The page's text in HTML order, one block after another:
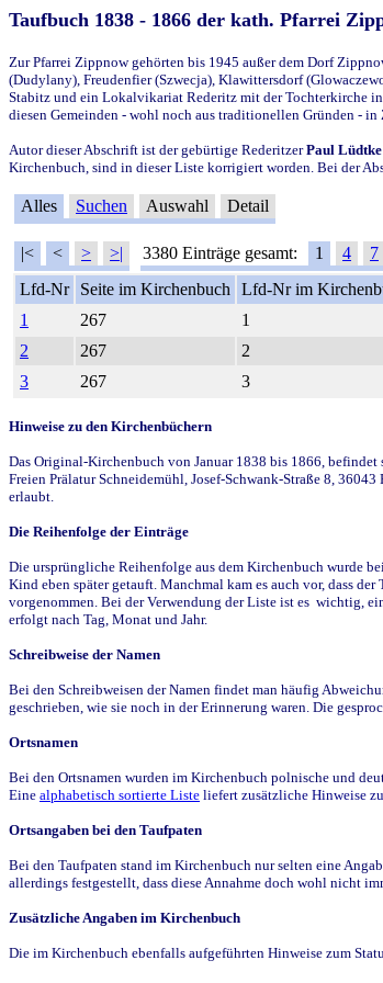
Taufbuch 1838 - 1866 der kath. Pfarrei
Zur Pfarrei Zippnow gehörten bis 1945 außer dem Dorf
(Dudylany), Freudenfier (Szwecja), Klawittersdorf
Stabitz und ein Lokalvikariat Rederitz mit der Tochterkirche
diesen Gemeinden - wohl noch aus traditionellen Gründen - in
Autor dieser Abschrift ist der gebürtige RederitzerPaul Lüdtke
Kirchenbuch, sind in dieser Liste korrigiert worden. Bei der
Alles Suchen Auswahl Detail
|< < > >| 3380 Einträge gesamt: 1 4 7
Lfd-Nr
Seite im Kirchenbuch Lfd-Nr im
1
267 1
2
267 2
3
267 3
Hinweise zu den Kirchenbüchern
Das Original-Kirchenbuch von Januar 1838 bis 1866,
Freien Prälatur Schneidemühl, Josef-Schwank-Straße 8,
erlaubt.
Die Reihenfolge der Einträge
Die ursprüngliche Reihenfolge aus dem Kirchenbuch wurde
Kind eben später getauft. Manchmal kam es auch vor, dass
vorgenommen. Bei der Verwendung der Liste ist es wichtig,
erfolgt nach Tag, Monat und Jahr.
Schreibweise der Namen
Bei den Schreibweisen der Namen findet man häufig
geschrieben, wie sie noch in der Erinnerung waren. Die
Ortsnamen
Bei den Ortsnamen wurden im Kirchenbuch polnische und
Eine alphabetisch sortierte Liste liefert zusätzliche Hinweise
Ortsangaben bei den Taufpaten
Bei den Taufpaten stand im Kirchenbuch nur selten eine
allerdings festgestellt, dass diese Annahme doch wohl nicht
Zusätzliche Angaben im Kirchenbuch
Die im Kirchenbuch ebenfalls aufgeführten Hinweise zum